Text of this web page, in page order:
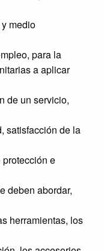
medio
para la
a aplicar
de un servicio,
satisfacción de la
e
deben abordar,
herramientas, los